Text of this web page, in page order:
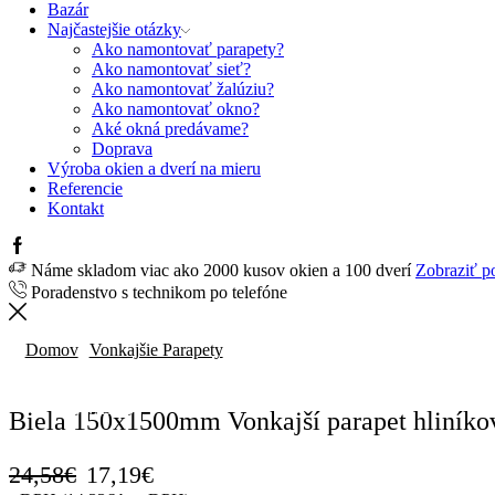
Bazár
Najčastejšie otázky
Ako namontovať parapety?
Ako namontovať sieť?
Ako namontovať žalúziu?
Ako namontovať okno?
Aké okná predávame?
Doprava
Výroba okien a dverí na mieru
Referencie
Kontakt
Facebook
Náme skladom viac ako 2000 kusov okien a 100 dverí Zobraziť
Poradenstvo s technikom po telefóne
Domov Vonkajšie Parapety
ZĽAVA30%
Biela 150x1500mm Vonkajší parapet
24,58€ Pôvodná
17,19€Aktuálna